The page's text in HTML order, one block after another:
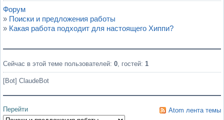
Форум
» Поиски и предложения работы
» Какая работа подходит для настоящего Хиппи?
Сейчас в этой теме пользователей: 0, гостей: 1
[Bot] ClaudeBot
Перейти
Atom лента темы